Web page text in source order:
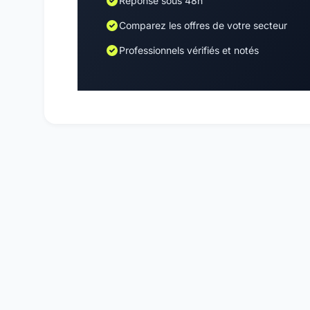
Comparez les offres de votre secteur
Professionnels vérifiés et notés